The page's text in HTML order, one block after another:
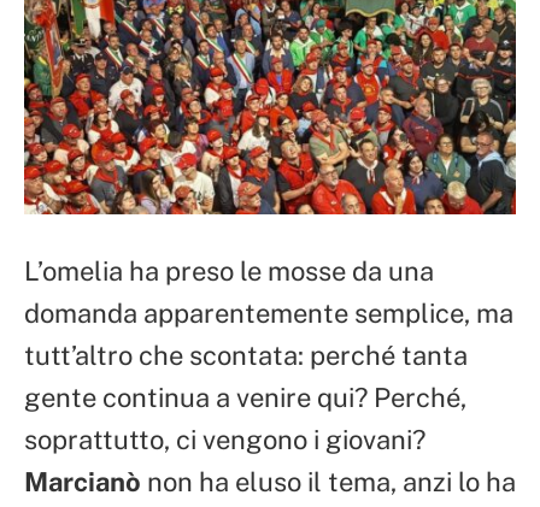
L’omelia ha preso le mosse da una
domanda apparentemente semplice, ma
tutt’altro che scontata: perché tanta
gente continua a venire qui? Perché,
soprattutto, ci vengono i giovani?
Marcianò non ha eluso il tema, anzi lo ha